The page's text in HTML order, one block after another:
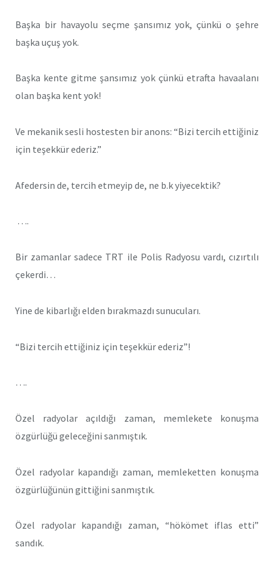
Başka bir havayolu seçme şansımız yok, çünkü o şehre
başka uçuş yok.
Başka kente gitme şansımız yok çünkü etrafta havaalanı
olan başka kent yok!
Ve mekanik sesli hostesten bir anons: “Bizi tercih ettiğiniz
için teşekkür ederiz.”
Afedersin de, tercih etmeyip de, ne b.k yiyecektik?
….
Bir zamanlar sadece TRT ile Polis Radyosu vardı, cızırtılı
çekerdi…
Yine de kibarlığı elden bırakmazdı sunucuları.
“Bizi tercih ettiğiniz için teşekkür ederiz”!
….
Özel radyolar açıldığı zaman, memlekete konuşma
özgürlüğü geleceğini sanmıştık.
Özel radyolar kapandığı zaman, memleketten konuşma
özgürlüğünün gittiğini sanmıştık.
Özel radyolar kapandığı zaman, “hökömet iflas etti”
sandık.